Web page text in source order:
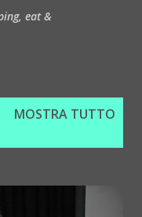
eat &
MOSTRA TUTTO